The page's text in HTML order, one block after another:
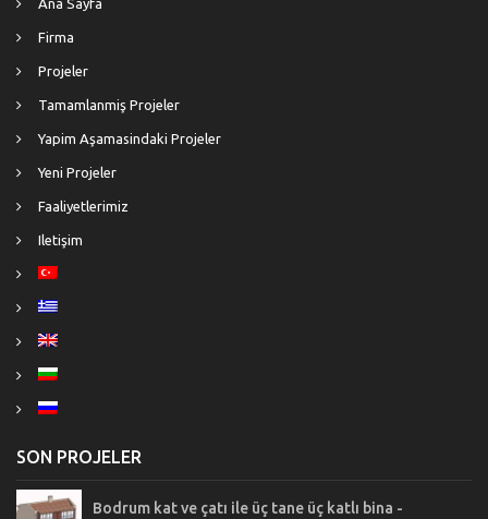
Firma
Projeler
Tamamlanmiş Projeler
Yapim Aşamasindaki Projeler
Yeni Projeler
Faaliyetlerimiz
Iletişim
SON PROJELER
Bodrum kat ve çatı ile üç tane üç katlı bina -